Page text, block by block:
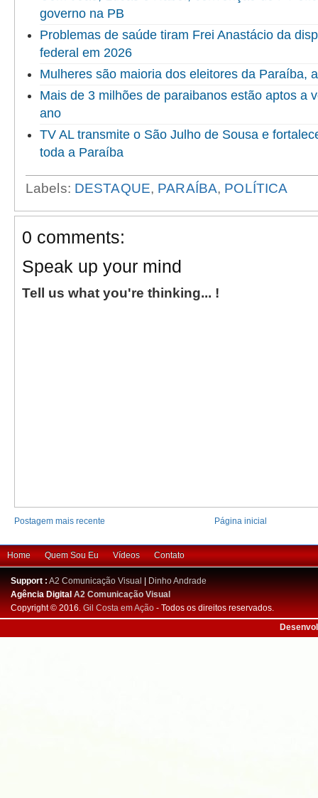
governo na PB
Problemas de saúde tiram Frei Anastácio da
federal em 2026
Mulheres são maioria dos eleitores da Paraíba,
Mais de 3 milhões de paraibanos estão aptos a
ano
TV AL transmite o São Julho de Sousa e
toda a Paraíba
Labels: DESTAQUE, PARAÍBA, POLÍTICA
0 comments:
Speak up your mind
Tell us what you're thinking... !
Postagem mais recente Página inicial
Home Quem Sou Eu Vídeos Contato
Support : A2 Comunicação Visual | Dinho Andrade
Agência DigitalA2 Comunicação Visual
Copyright © 2016. Gil Costa em Ação - Todos os direitos reservados.